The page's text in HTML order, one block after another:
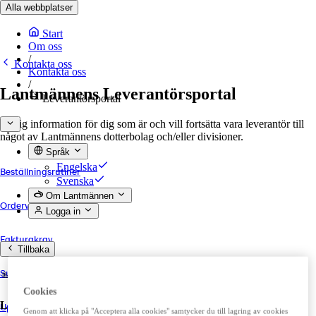
Alla webbplatser
Start
Om oss
/
Kontakta oss
/
Leverantörsportal
Språk
Engelska
Svenska
Om Lantmännen
Logga in
Tillbaka
Lantmännen
Kontakta oss
Lantmännens Leverantörsportal
Viktig information för dig som är och vill fortsätta vara leverantör till
något av Lantmännens dotterbolag och/eller divisioner.
Beställningsrutiner
Ordervillkor
Fakturakrav
Support
Uppförandekod
Cookies
Genom att klicka på "Acceptera alla cookies" samtycker du till lagring av cookies